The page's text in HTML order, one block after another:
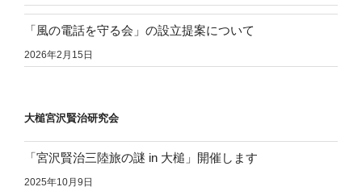
「風の電話を守る会」の設立提案について
2026年2月15日
大槌宮沢賢治研究会
「宮沢賢治三陸旅の謎 in 大槌」開催します
2025年10月9日